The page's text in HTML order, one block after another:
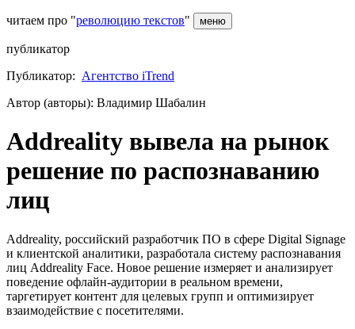
читаем про "революцию текстов" меню
публикатор
Публикатор: Агентство iTrend
Автор (авторы): Владимир Шабалин
Addreality вывела на рынок
решение по распознаванию
лиц
Addreality, российский разработчик ПО в сфере Digital Signage
и клиентской аналитики, разработала систему распознавания
лиц Addreality Face. Новое решение измеряет и анализирует
поведение офлайн-аудитории в реальном времени,
таргетирует контент для целевых групп и оптимизирует
взаимодействие с посетителями.